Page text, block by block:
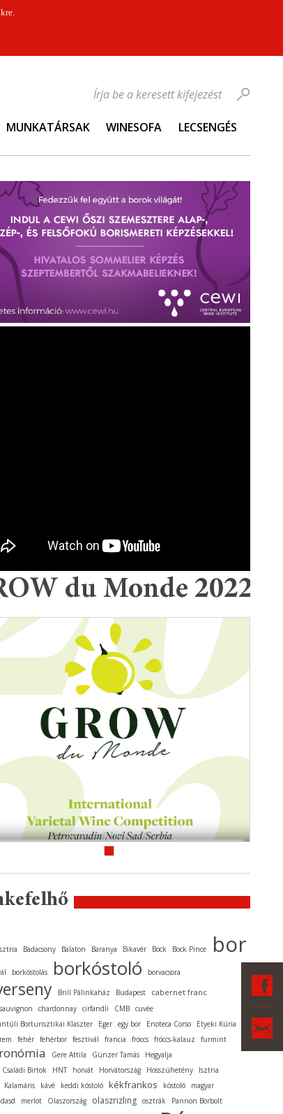
MUNKATÁRSAK WINESOFA LECSENGÉS
Írja be a keresett kifejezést
du Monde 2022
Badacsony Balaton Baranya Bikavér Bock Bock Pince bor
borkóstolás borkóstoló borvacsora
Brill Pálinkaház Budapest cabernet franc
chardonnay cirfandli CMB cuvée
Borturisztikai Klaszter
Eger egy bor Enoteca Corso
Etyeki Kúria
fehér fehérbor fesztivál francia fröccs fröccs-kalauz furmint
Gere Attila Günzer Tamás
Hegyalja
Birtok
HNT horvát Horvátország Hosszúhetény Isztria
Kalamáris kávé keddi kóstoló kékfrankos kóstoló
magyar
merlot Olaszország olaszrizling osztrák Pannon Borbolt